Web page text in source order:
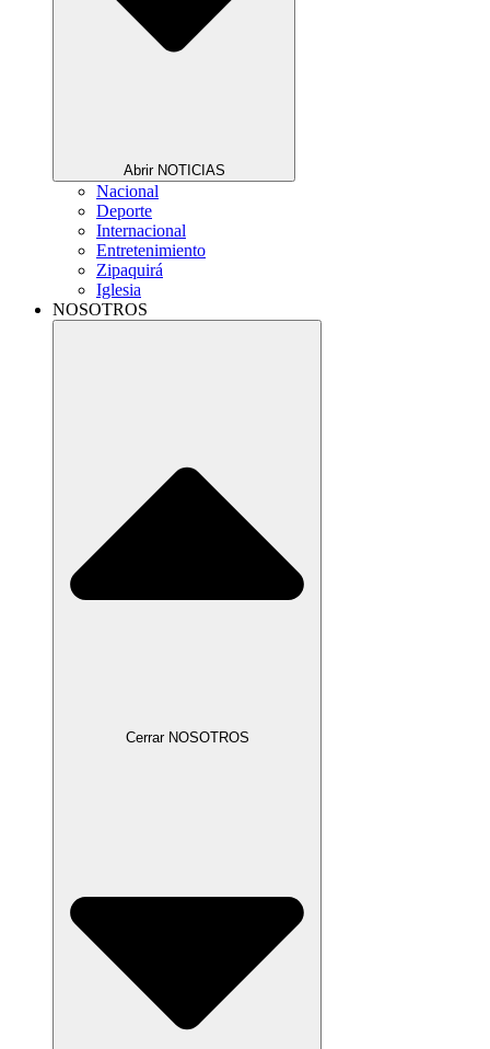
Abrir NOTICIAS
Nacional
Deporte
Internacional
Entretenimiento
Zipaquirá
Iglesia
NOSOTROS
Cerrar NOSOTROS